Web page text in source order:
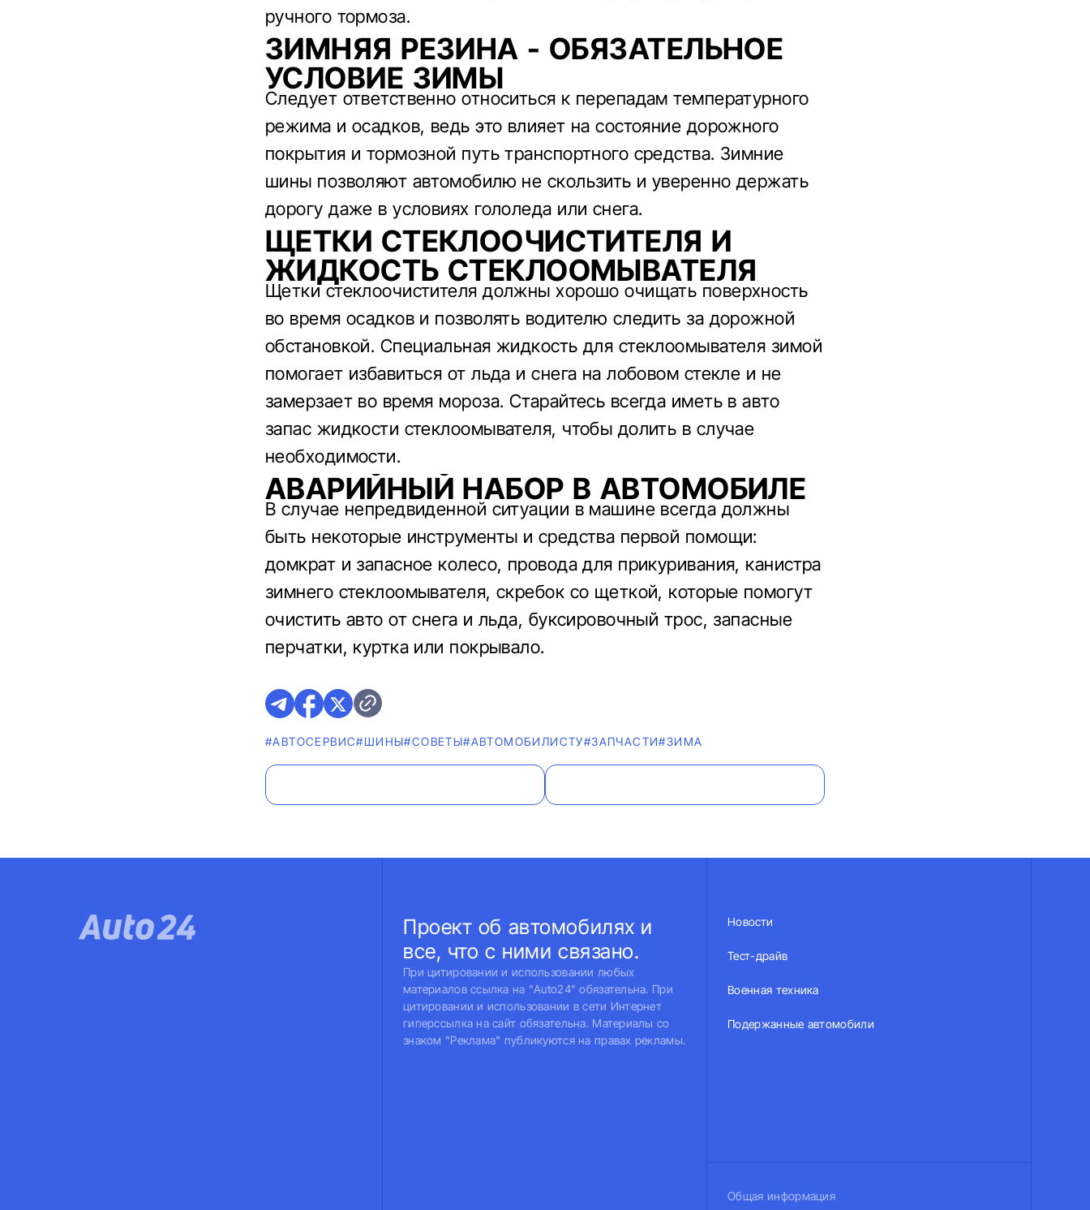
ручного тормоза.
ЗИМНЯЯ РЕЗИНА - ОБЯЗАТЕЛЬНОЕ
УСЛОВИЕ ЗИМЫ
Следует ответственно относиться к перепадам температурного
режима и осадков, ведь это влияет на состояние дорожного
покрытия и тормозной путь транспортного средства. Зимние
шины позволяют автомобилю не скользить и уверенно держать
дорогу даже в условиях гололеда или снега.
ЩЕТКИ СТЕКЛООЧИСТИТЕЛЯ И
ЖИДКОСТЬ СТЕКЛООМЫВАТЕЛЯ
Щетки стеклоочистителя должны хорошо очищать поверхность
во время осадков и позволять водителю следить за дорожной
обстановкой. Специальная жидкость для стеклоомывателя зимой
помогает избавиться от льда и снега на лобовом стекле и не
замерзает во время мороза. Старайтесь всегда иметь в авто
запас жидкости стеклоомывателя, чтобы долить в случае
необходимости.
АВАРИЙНЫЙ НАБОР В АВТОМОБИЛЕ
В случае непредвиденной ситуации в машине всегда должны
быть некоторые инструменты и средства первой помощи:
домкрат и запасное колесо, провода для прикуривания, канистра
зимнего стеклоомывателя, скребок со щеткой, которые помогут
очистить авто от снега и льда, буксировочный трос, запасные
перчатки, куртка или покрывало.
#АВТОСЕРВИС#ШИНЫ#СОВЕТЫ#АВТОМОБИЛИСТУ#ЗАПЧАСТИ#ЗИМА
Проект об автомобилях и
все, что с ними связано.
При цитировании и использовании любых
материалов ссылка на "Auto24" обязательна. При
цитировании и использовании в сети Интернет
гиперссылка на сайт обязательна. Материалы со
знаком "Реклама" публикуются на правах рекламы.
Новости
Тест-драйв
Военная техника
Подержанные автомобили
Общая информация